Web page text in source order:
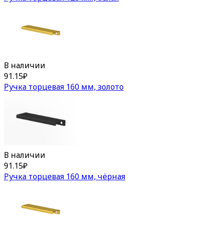
В наличии
91.15₽
Ручка торцевая 160 мм, золото
В наличии
91.15₽
Ручка торцевая 160 мм, чёрная